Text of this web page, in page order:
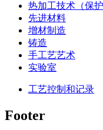
热加工技术（保
先进材料
增材制造
铸造
手工艺艺术
实验室
工艺控制和记录
Footer